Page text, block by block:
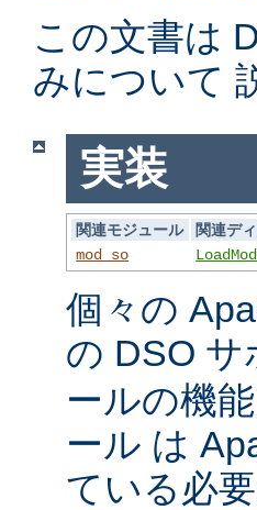
この文書は
みについて
実装
関連モジュール
関連デ
mod_so
個々の
の DSO サ
ールの機
ール は
ている必